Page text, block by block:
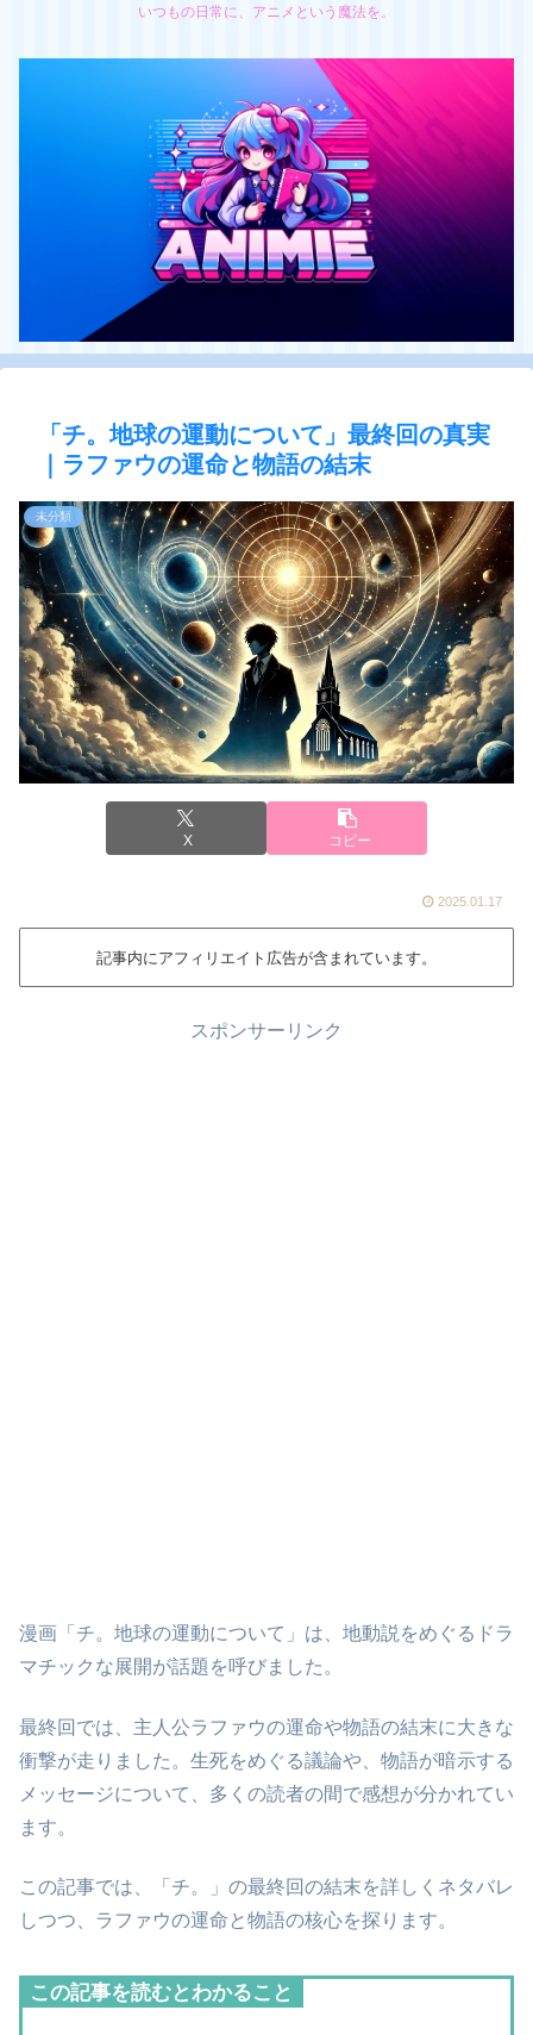
いつもの日常に、アニメという魔法を。
「チ。地球の運動について」最終回の真実
｜ラファウの運命と物語の結末
未分類
X コピー
2025.01.17
記事内にアフィリエイト広告が含まれています。
スポンサーリンク
漫画「チ。地球の運動について」は、地動説をめぐるドラ
マチックな展開が話題を呼びました。
最終回では、主人公ラファウの運命や物語の結末に大きな
衝撃が走りました。生死をめぐる議論や、物語が暗示する
メッセージについて、多くの読者の間で感想が分かれてい
ます。
この記事では、「チ。」の最終回の結末を詳しくネタバレ
しつつ、ラファウの運命と物語の核心を探ります。
この記事を読むとわかること